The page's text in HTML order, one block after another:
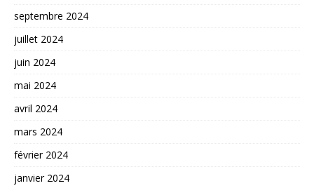
septembre 2024
juillet 2024
juin 2024
mai 2024
avril 2024
mars 2024
février 2024
janvier 2024